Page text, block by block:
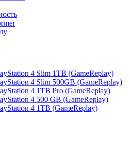
4 Slim 1TB (GameReplay)
4 Slim 500GB (GameReplay)
4 1TB Pro (GameReplay)
4 500 GB (GameReplay)
4 1TB (GameReplay)